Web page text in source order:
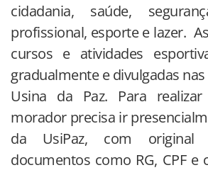
cidadania, saúde,
profissional, esporte e lazer.
cursos e atividades
gradualmente e divulgadas
Usina da Paz. Para
morador precisa ir
da UsiPaz, com
documentos como RG, CPF e